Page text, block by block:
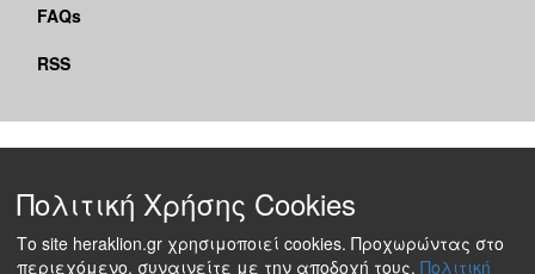
FAQs
RSS
Πολιτική Χρήσης Cookies
Το site heraklion.gr χρησιμοποιεί cookies. Προχωρώντας στο
περιεχόμενο, συναινείτε με την αποδοχή τους. Πολιτική